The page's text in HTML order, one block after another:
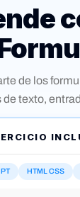
de los
de texto,
formularios,
tus
HTML CSS